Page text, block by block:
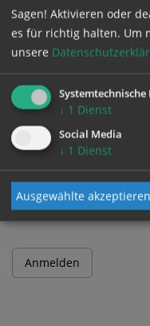
Bitte melden Sie
und Passwort an.
Benutzername
Passwort
Sagen! Aktivieren oder
es für richtig halten. Um
unsere
↓ 1 Dienst
Social Media
↓ 1 Dienst
Ausgewählte akzeptieren